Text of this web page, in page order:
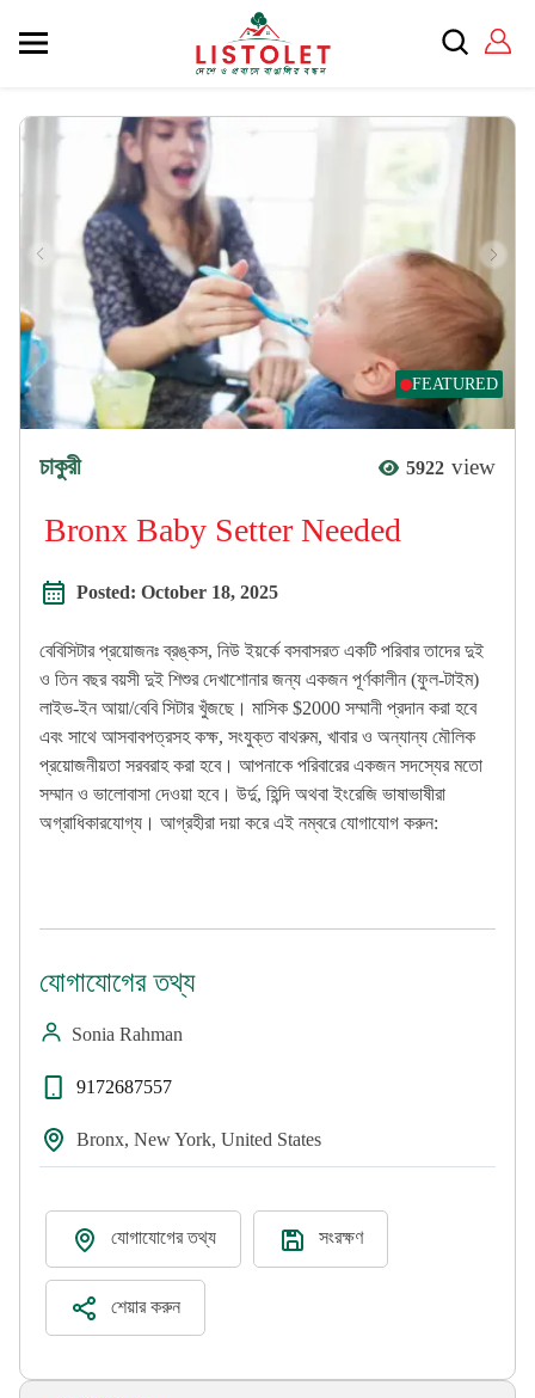
FEATURED
চাকুরী 5922 view
Bronx Baby Setter Needed
Posted: October 18, 2025
বেবিসিটার প্রয়োজনঃ ব্রঙ্কস, নিউ ইয়র্কে বসবাসরত একটি পরিবার তাদের দুই
ও তিন বছর বয়সী দুই শিশুর দেখাশোনার জন্য একজন পূর্ণকালীন (ফুল-টাইম)
লাইভ-ইন আয়া/বেবি সিটার খুঁজছে। মাসিক $2000 সম্মানী প্রদান করা হবে
এবং সাথে আসবাবপত্রসহ কক্ষ, সংযুক্ত বাথরুম, খাবার ও অন্যান্য মৌলিক
প্রয়োজনীয়তা সরবরাহ করা হবে। আপনাকে পরিবারের একজন সদস্যের মতো
সম্মান ও ভালোবাসা দেওয়া হবে। উর্দু, হিন্দি অথবা ইংরেজি ভাষাভাষীরা
অগ্রাধিকারযোগ্য। আগ্রহীরা দয়া করে এই নম্বরে যোগাযোগ করুন:
যোগাযোগের তথ্য
Sonia Rahman
9172687557
Bronx, New York, United States
যোগাযোগের তথ্য সংরক্ষণ
শেয়ার করুন